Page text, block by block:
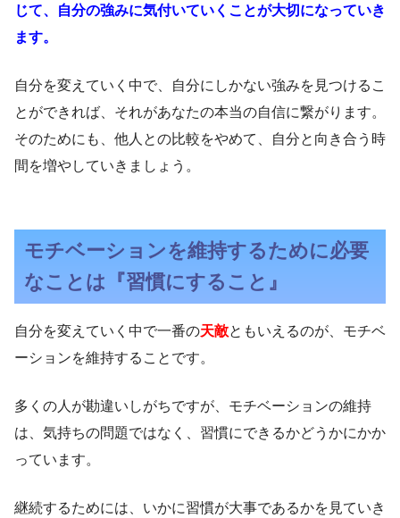
じて、自分の強みに気付いていくことが大切になっていき
ます。
自分を変えていく中で、自分にしかない強みを見つけるこ
とができれば、それがあなたの本当の自信に繋がります。
そのためにも、他人との比較をやめて、自分と向き合う時
間を増やしていきましょう。
モチベーションを維持するために必要
なことは『習慣にすること』
自分を変えていく中で一番の天敵ともいえるのが、モチベ
ーションを維持することです。
多くの人が勘違いしがちですが、モチベーションの維持
は、気持ちの問題ではなく、習慣にできるかどうかにかか
っています。
継続するためには、いかに習慣が大事であるかを見ていき